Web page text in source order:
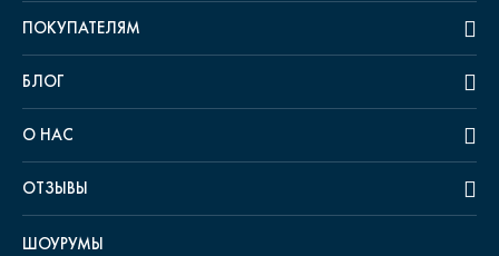
ПОКУПАТЕЛЯМ
БЛОГ
О НАС
ОТЗЫВЫ
ШОУРУМЫ